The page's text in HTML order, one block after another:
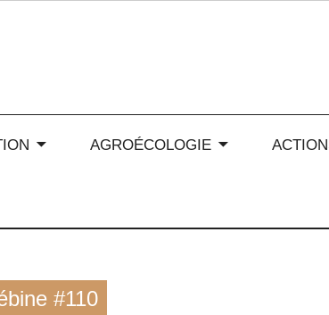
en Auvergne-
AGROÉCOLOGIE
#110